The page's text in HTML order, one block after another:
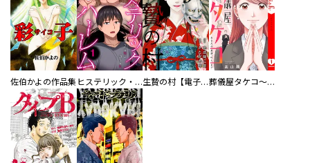
佐伯かよの作品集 ヒステリック・ハーレム～搾られる男と堕ちる女～【電子単行本版】 生贄の村【電子単行本版】 葬儀屋タケコ～あなたの最期、叶えます【電子単行本版】